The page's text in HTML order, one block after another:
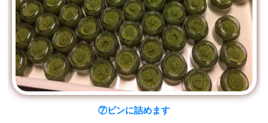
⑦ビンに詰めます